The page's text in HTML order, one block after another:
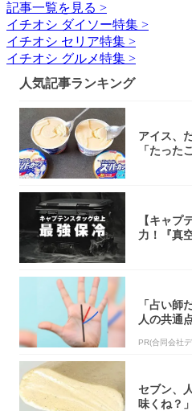
記事一覧を見る >
イチオシ ダイソー特集 >
イチオシ セリア特集 >
イチオシ グルメ特集 >
人気記事ランキング
アイス、
「たった
【キャプ
力！『真
「占い師
人の共通
PR(合同会社
セブン、
味くね？